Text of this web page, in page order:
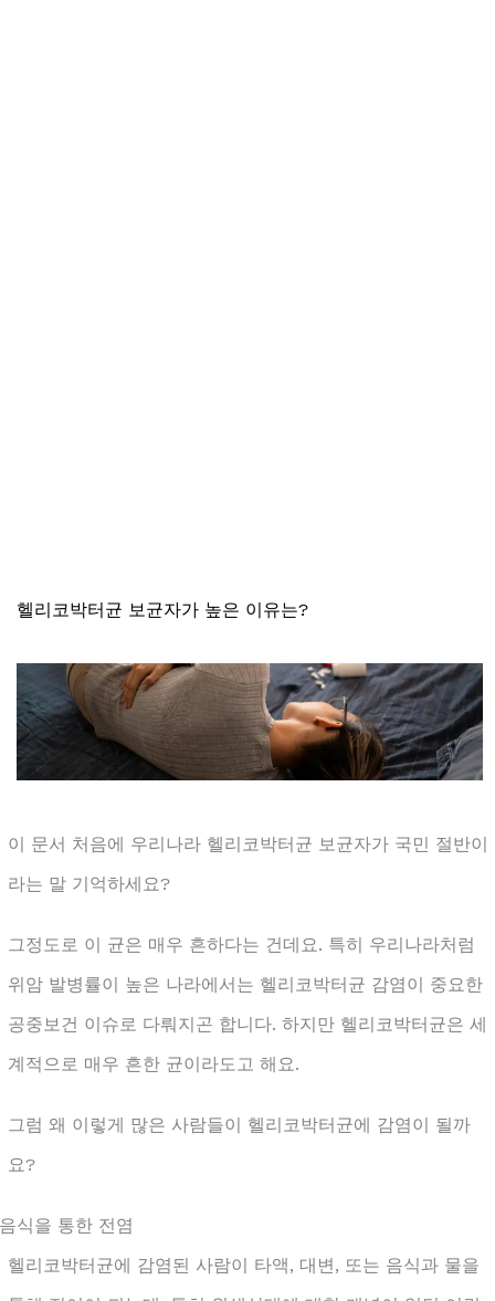
헬리코박터균 보균자가 높은 이유는?
이 문서 처음에 우리나라 헬리코박터균 보균자가 국민 절반이
라는 말 기억하세요?
그정도로 이 균은 매우 흔하다는 건데요. 특히 우리나라처럼
위암 발병률이 높은 나라에서는 헬리코박터균 감염이 중요한
공중보건 이슈로 다뤄지곤 합니다. 하지만 헬리코박터균은 세
계적으로 매우 흔한 균이라도고 해요.
그럼 왜 이렇게 많은 사람들이 헬리코박터균에 감염이 될까
요?
식을 통한 전염
헬리코박터균에 감염된 사람이 타액, 대변, 또는 음식과 물을